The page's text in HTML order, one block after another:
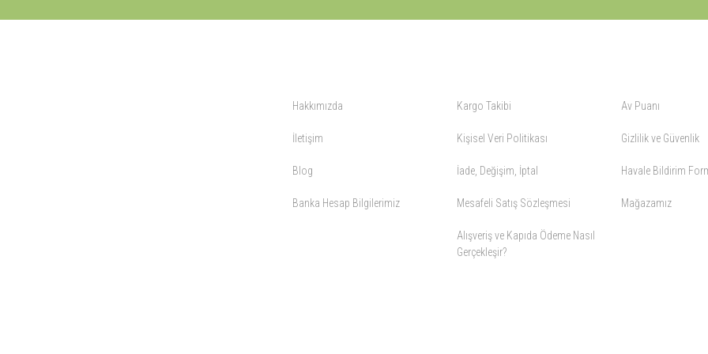
Hakkımızda
İletişim
Blog
Banka Hesap Bilgilerimiz
Kargo Takibi
Kişisel Veri Politikası
İade, Değişim, İptal
Mesafeli Satış Sözleşmesi
Alışveriş ve Kapıda Ödeme Nasıl
Gerçekleşir?
Av Puanı
Gizlilik ve Güvenlik
Havale Bildirim
Mağazamız